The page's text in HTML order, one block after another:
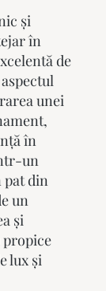
și
în
de
unei
în
un
pat din
un
și
propice
lux și